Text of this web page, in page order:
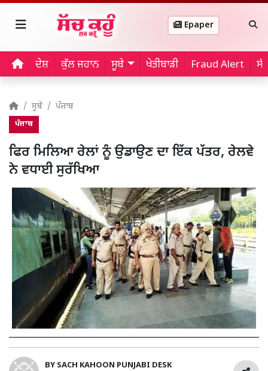
Epaper
ਦੇਸ਼ ਕੁੱਲ ਜਹਾਨ ਸੂਬੇ ਖੇਤੀਬਾੜੀ Fraud Alert
ਸੂਬੇ ਪੰਜਾਬ
ਪੰਜਾਬ
ਫਿਰ ਮਿਲਿਆ ਰੇਲਾਂ ਨੂੰ ਉਡਾਉਣ ਦਾ ਇੱਕ ਪੱਤਰ, ਰੇਲਵੇ
ਨੇ ਵਧਾਈ ਸੁਰੱਖਿਆ
BY SACH KAHOON PUNJABI DESK